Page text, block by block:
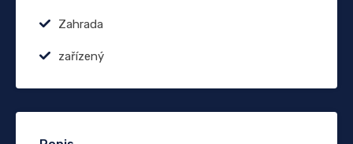
Zahrada
zařízený